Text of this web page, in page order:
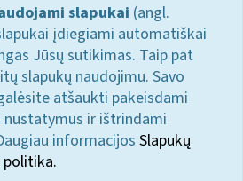
slapukai (angl.
įdiegiami automatiškai
Jūsų sutikimas. Taip pat
slapukų naudojimu. Savo
atšaukti pakeisdami
ir ištrindami
informacijos Slapukų